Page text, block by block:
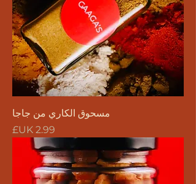
مسحوق الكاري من جاجا
السعر